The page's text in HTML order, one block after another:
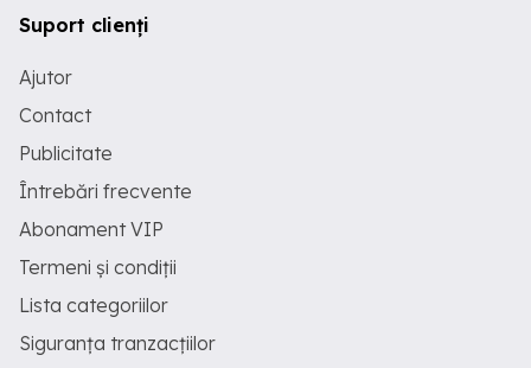
Suport clienți
Ajutor
Contact
Publicitate
Întrebări frecvente
Abonament VIP
Termeni și condiții
Lista categoriilor
Siguranța tranzacțiilor